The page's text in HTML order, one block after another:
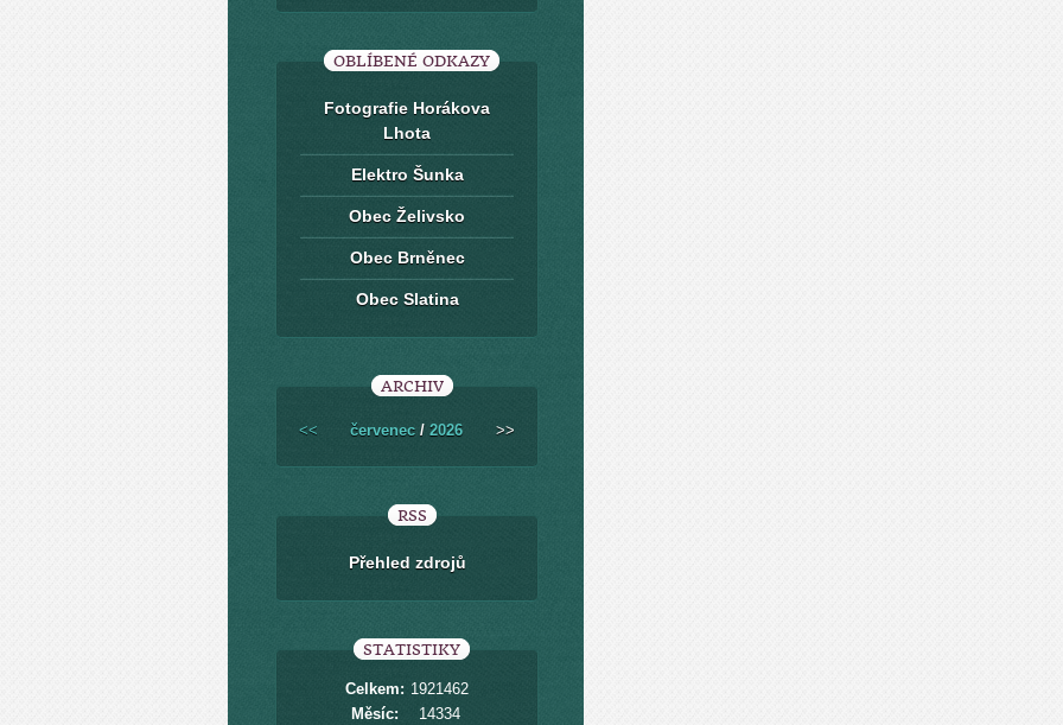
OBLÍBENÉ ODKAZY
Fotografie Horákova
Lhota
Elektro Šunka
Obec Želivsko
Obec Brněnec
Obec Slatina
ARCHIV
<< červenec / 2026 >>
RSS
Přehled zdrojů
STATISTIKY
Celkem: 1921462
Měsíc:
14334